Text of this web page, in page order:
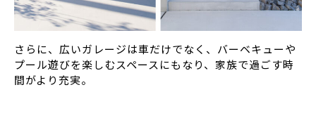
さらに、広いガレージは車だけでなく、バーベキューや
プール遊びを楽しむスペースにもなり、家族で過ごす時
間がより充実。